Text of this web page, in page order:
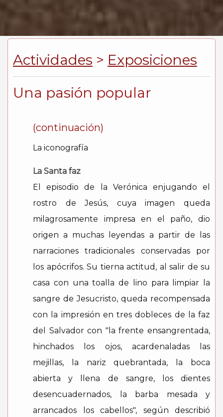
Actividades > Exposiciones
Una pasión popular
(continuación)
La iconografía
La Santa faz
El episodio de la Verónica enjugando el
rostro de Jesús, cuya imagen queda
milagrosamente impresa en el paño, dio
origen a muchas leyendas a partir de las
narraciones tradicionales conservadas por
los apócrifos. Su tierna actitud, al salir de su
casa con una toalla de lino para limpiar la
sangre de Jesucristo, queda recompensada
con la impresión en tres dobleces de la faz
del Salvador con "la frente ensangrentada,
hinchados los ojos, acardenaladas las
mejillas, la nariz quebrantada, la boca
abierta y llena de sangre, los dientes
desencuadernados, la barba mesada y
arrancados los cabellos", según describió